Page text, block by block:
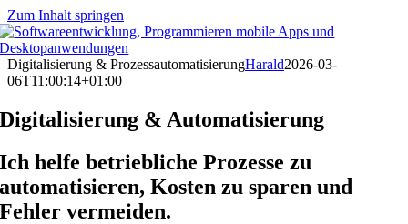
Zum Inhalt springen
Digitalisierung & ProzessautomatisierungHarald2026-03-
06T11:00:14+01:00
Digitalisierung & Automatisierung
Ich helfe betriebliche Prozesse zu
automatisieren, Kosten zu sparen und
Fehler vermeiden.